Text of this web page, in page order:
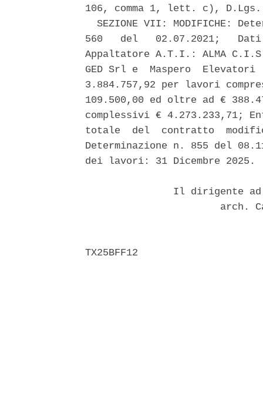
106, comma 1, lett. c),
SEZIONE VII: MODIFICHE:
560   del   02.07.2021;
Appaltatore A.T.I.: ALMA
GED Srl e  Maspero
3.884.757,92 per lavori
109.500,00 ed oltre ad €
complessivi € 4.273.233,71;
totale  del  contratto
Determinazione n. 855 del
dei lavori: 31 Dicembre 2025.
Il dirigente
arch.